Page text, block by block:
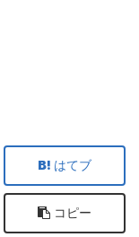
はてブ
コピー